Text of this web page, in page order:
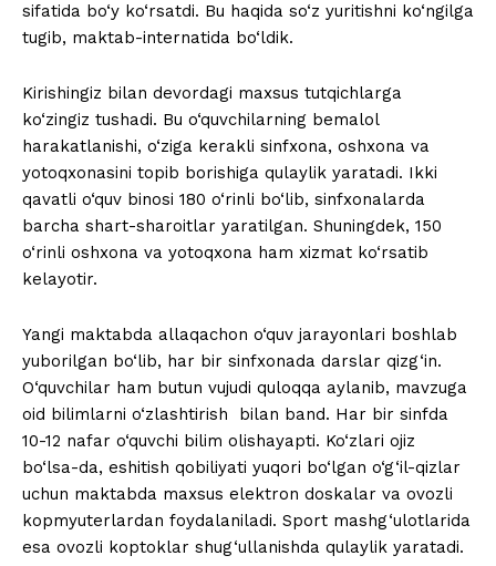
sifatida bo‘y ko‘rsatdi. Bu haqida so‘z yuritishni ko‘ngilga
tugib, maktab-internatida bo‘ldik.
Kirishingiz bilan devordagi maxsus tutqichlarga
ko‘zingiz tushadi. Bu o‘quvchilarning bemalol
harakatlanishi, o‘ziga kerakli sinfxona, oshxona va
yotoqxonasini topib borishiga qulaylik yaratadi. Ikki
qavatli o‘quv binosi 180 o‘rinli bo‘lib, sinfxonalarda
barcha shart-sharoitlar yaratilgan. Shuningdek, 150
o‘rinli oshxona va yotoqxona ham xizmat ko‘rsatib
kelayotir.
Yangi maktabda allaqachon o‘quv jarayonlari boshlab
yuborilgan bo‘lib, har bir sinfxonada darslar qizg‘in.
O‘quvchilar ham butun vujudi quloqqa aylanib, mavzuga
oid bilimlarni o‘zlashtirish bilan band. Har bir sinfda
10-12 nafar o‘quvchi bilim olishayapti. Ko‘zlari ojiz
bo‘lsa-da, eshitish qobiliyati yuqori bo‘lgan o‘g‘il-qizlar
uchun maktabda maxsus elektron doskalar va ovozli
kopmyuterlardan foydalaniladi. Sport mashg‘ulotlarida
esa ovozli koptoklar shug‘ullanishda qulaylik yaratadi.